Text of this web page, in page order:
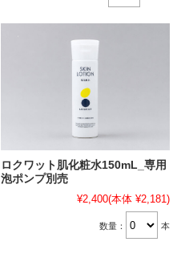
ロクワット肌化粧水150mL_専用
泡ポンプ別売
¥2,400(本体 ¥2,181)
数量： 本